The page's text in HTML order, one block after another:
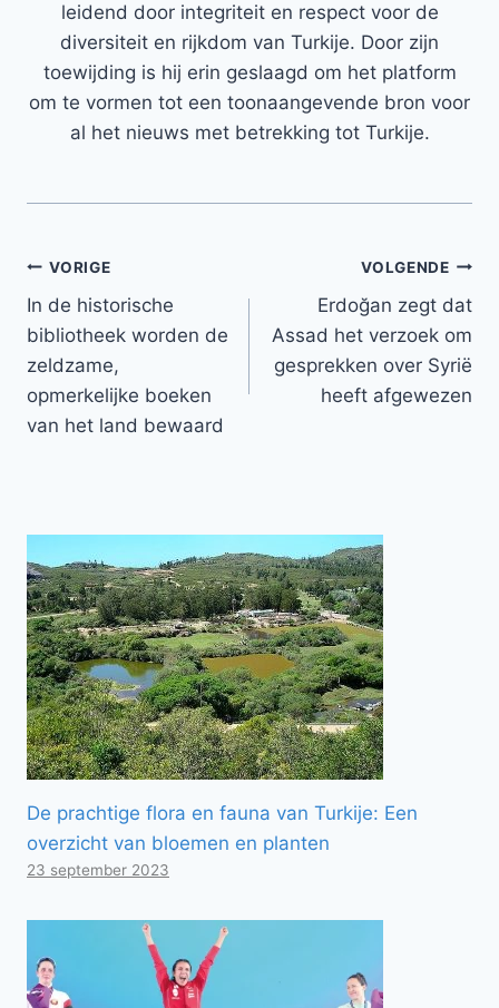
leidend door integriteit en respect voor de
diversiteit en rijkdom van Turkije. Door zijn
toewijding is hij erin geslaagd om het platform
om te vormen tot een toonaangevende bron voor
al het nieuws met betrekking tot Turkije.
Bericht
navigatie
VORIGE
In de historische
bibliotheek worden de
zeldzame,
opmerkelijke boeken
van het land bewaard
VOLGENDE
Erdoğan zegt dat
Assad het verzoek om
gesprekken over Syrië
heeft afgewezen
De prachtige flora en fauna van Turkije: Een
overzicht van bloemen en planten
23 september 2023